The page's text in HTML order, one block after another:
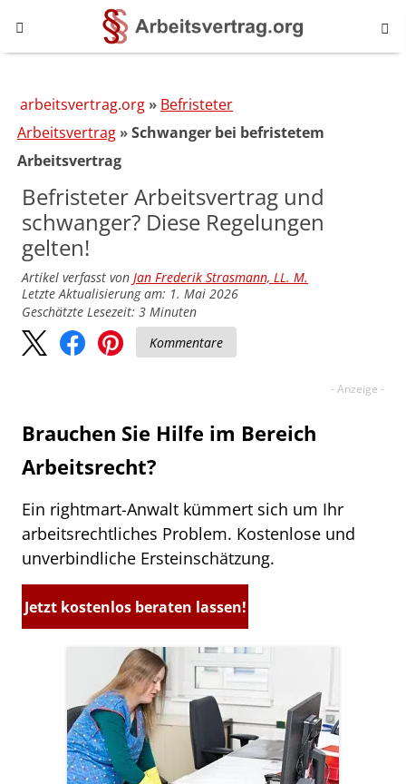
arbeitsvertrag.org
Befristeter
Arbeitsvertrag
Schwanger bei befristetem
Arbeitsvertrag
Befristeter Arbeitsvertrag und
schwanger? Diese Regelungen
gelten!
Artikel verfasst von Jan Frederik Strasmann, LL. M.
Letzte Aktualisierung am: 1. Mai 2026
Geschätzte Lesezeit: 3 Minuten
Kommentare
Brauchen Sie Hilfe im Bereich
Arbeitsrecht?
Ein rightmart-Anwalt kümmert sich um Ihr
arbeitsrechtliches Problem. Kostenlose und
unverbindliche Ersteinschätzung.
Jetzt kostenlos beraten lassen!